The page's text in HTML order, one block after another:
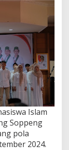
Islam
Soppeng
pola
2024.